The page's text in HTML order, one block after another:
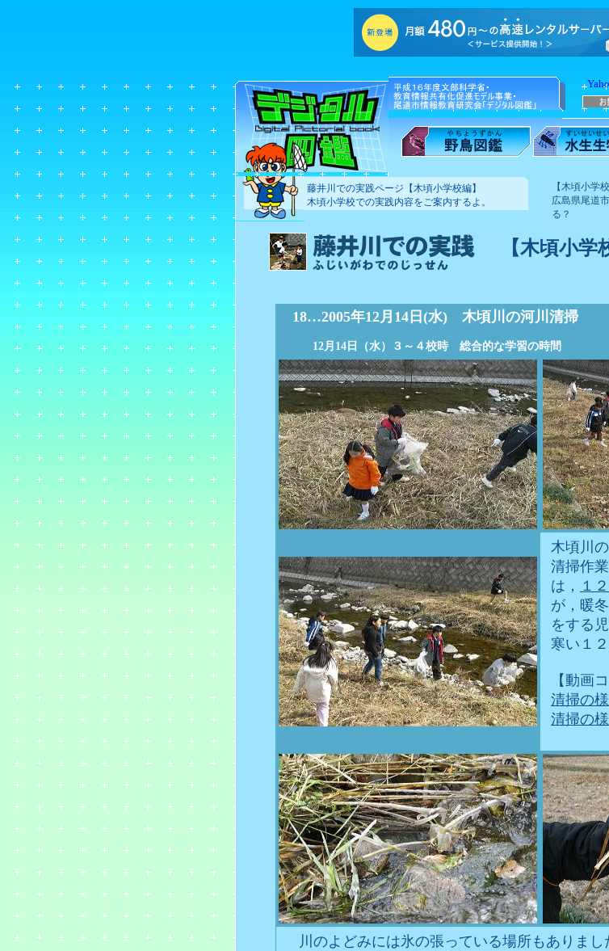
藤井川での実践ページ【木頃小学校編】
木頃小学校での実践内容をご案内するよ。
【木頃小学校
広島県尾道
る？
【木頃小
18…2005年12月14日(水) 木頃川の河川清掃
12月14日（水）３～４校時 総合的な学習の時間
木頃川
清掃作
は，
１
が，暖
をする
寒い１
【動画
清掃の
清掃の
川のよどみには氷の張っている場所もありま